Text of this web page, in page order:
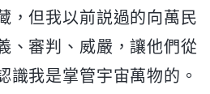
，但我以前説過的向萬民
、審判、威嚴，讓他們從
識我是掌管宇宙萬物的。